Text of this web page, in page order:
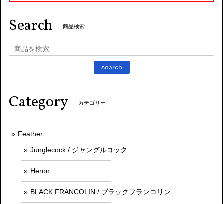
Search 商品検索
search
Category カテゴリー
Feather
Junglecock / ジャングルコック
Heron
BLACK FRANCOLIN / ブラックフランコリン